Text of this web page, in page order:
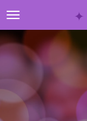
Ga
direct
naar
de
✦